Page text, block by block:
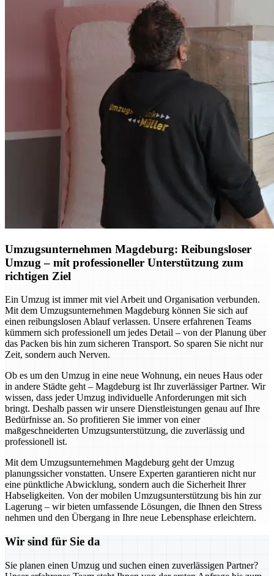
Umzugsunternehmen Magdeburg: Reibungsloser
Umzug – mit professioneller Unterstützung zum
richtigen Ziel
Ein Umzug ist immer mit viel Arbeit und Organisation verbunden.
Mit dem Umzugsunternehmen Magdeburg können Sie sich auf
einen reibungslosen Ablauf verlassen. Unsere erfahrenen Teams
kümmern sich professionell um jedes Detail – von der Planung über
das Packen bis hin zum sicheren Transport. So sparen Sie nicht nur
Zeit, sondern auch Nerven.
Ob es um den Umzug in eine neue Wohnung, ein neues Haus oder
in andere Städte geht – Magdeburg ist Ihr zuverlässiger Partner. Wir
wissen, dass jeder Umzug individuelle Anforderungen mit sich
bringt. Deshalb passen wir unsere Dienstleistungen genau auf Ihre
Bedürfnisse an. So profitieren Sie immer von einer
maßgeschneiderten Umzugsunterstützung, die zuverlässig und
professionell ist.
Mit dem Umzugsunternehmen Magdeburg geht der Umzug
planungssicher vonstatten. Unsere Experten garantieren nicht nur
eine pünktliche Abwicklung, sondern auch die Sicherheit Ihrer
Habseligkeiten. Von der mobilen Umzugsunterstützung bis hin zur
Lagerung – wir bieten umfassende Lösungen, die Ihnen den Stress
nehmen und den Übergang in Ihre neue Lebensphase erleichtern.
Wir sind für Sie da
Sie planen einen Umzug und suchen einen zuverlässigen Partner?